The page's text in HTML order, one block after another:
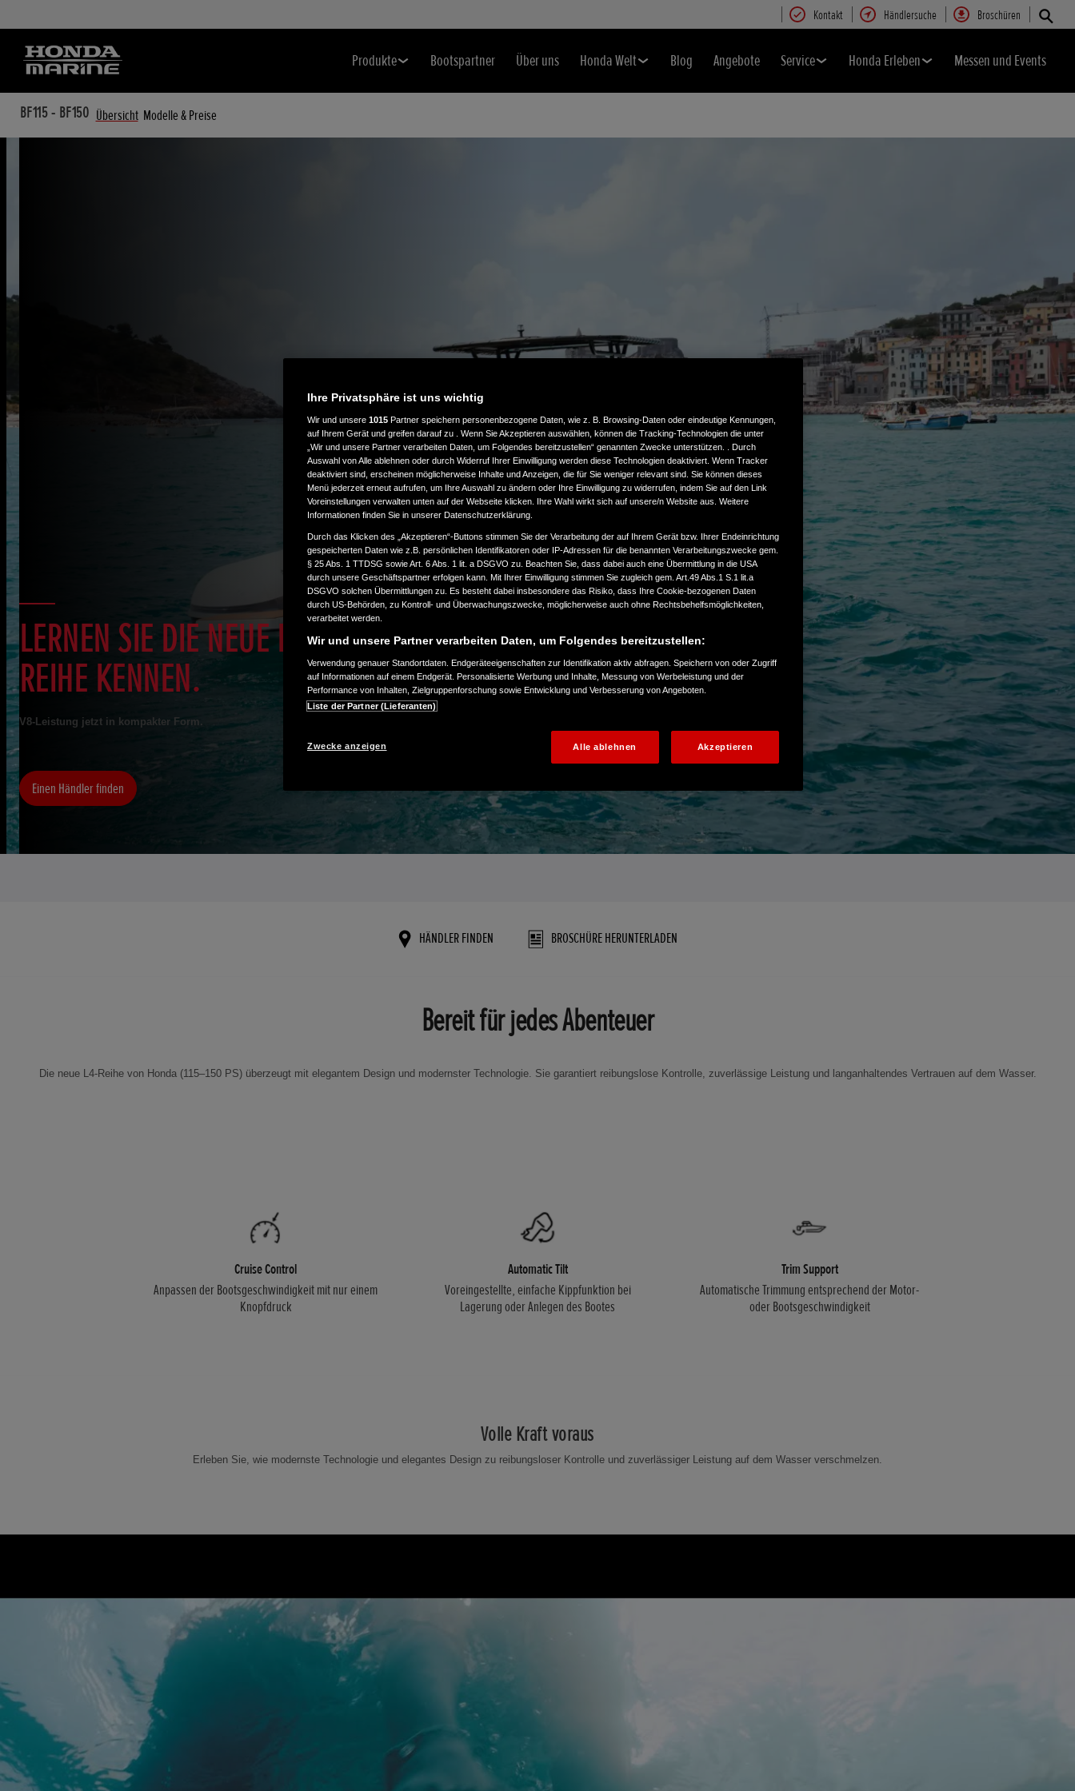
Kontakt Händlersuche Broschüren
Produkte Bootspartner Über uns Honda Welt Blog Angebote Service Honda Erleben Messen und Events
BF115 - BF150 Übersicht Modelle & Preise
LERNEN SIE DIE NEUE BF115-150-
REIHE KENNEN.
V8-Leistung jetzt in kompakter Form.
Einen Händler finden
HÄNDLER FINDEN BROSCHÜRE HERUNTERLADEN
Bereit für jedes Abenteuer
Die neue L4-Reihe von Honda (115–150 PS) überzeugt mit elegantem Design und modernster Technologie. Sie garantiert reibungslose Kontrolle, zuverlässige Leistung und langanhaltendes Vertrauen auf dem Wasser.
Cruise Control
Anpassen der Bootsgeschwindigkeit mit nur einem
Knopfdruck
Automatic Tilt
Voreingestellte, einfache Kippfunktion bei
Lagerung oder Anlegen des Bootes
Trim Support
Automatische Trimmung entsprechend der Motor-
oder Bootsgeschwindigkeit
Volle Kraft voraus
Erleben Sie, wie modernste Technologie und elegantes Design zu reibungsloser Kontrolle und zuverlässiger Leistung auf dem Wasser verschmelzen.
Ihre Privatsphäre ist uns wichtig
Wir und unsere 1015 Partner speichern personenbezogene Daten, wie z. B. Browsing-Daten oder eindeutige Kennungen,
auf Ihrem Gerät und greifen darauf zu . Wenn Sie Akzeptieren auswählen, können die Tracking-Technologien die unter
„Wir und unsere Partner verarbeiten Daten, um Folgendes bereitzustellen“ genannten Zwecke unterstützen. . Durch
Auswahl von Alle ablehnen oder durch Widerruf Ihrer Einwilligung werden diese Technologien deaktiviert. Wenn Tracker
deaktiviert sind, erscheinen möglicherweise Inhalte und Anzeigen, die für Sie weniger relevant sind. Sie können dieses
Menü jederzeit erneut aufrufen, um Ihre Auswahl zu ändern oder Ihre Einwilligung zu widerrufen, indem Sie auf den Link
Voreinstellungen verwalten unten auf der Webseite klicken. Ihre Wahl wirkt sich auf unsere/n Website aus. Weitere
Informationen finden Sie in unserer Datenschutzerklärung.
Durch das Klicken des „Akzeptieren“-Buttons stimmen Sie der Verarbeitung der auf Ihrem Gerät bzw. Ihrer Endeinrichtung
gespeicherten Daten wie z.B. persönlichen Identifikatoren oder IP-Adressen für die benannten Verarbeitungszwecke gem.
§ 25 Abs. 1 TTDSG sowie Art. 6 Abs. 1 lit. a DSGVO zu. Beachten Sie, dass dabei auch eine Übermittlung in die USA
durch unsere Geschäftspartner erfolgen kann. Mit Ihrer Einwilligung stimmen Sie zugleich gem. Art.49 Abs.1 S.1 lit.a
DSGVO solchen Übermittlungen zu. Es besteht dabei insbesondere das Risiko, dass Ihre Cookie-bezogenen Daten
durch US-Behörden, zu Kontroll- und Überwachungszwecke, möglicherweise auch ohne Rechtsbehelfsmöglichkeiten,
verarbeitet werden.
Wir und unsere Partner verarbeiten Daten, um Folgendes bereitzustellen:
Verwendung genauer Standortdaten. Endgeräteeigenschaften zur Identifikation aktiv abfragen. Speichern von oder Zugriff
auf Informationen auf einem Endgerät. Personalisierte Werbung und Inhalte, Messung von Werbeleistung und der
Performance von Inhalten, Zielgruppenforschung sowie Entwicklung und Verbesserung von Angeboten.
Liste der Partner (Lieferanten)
Zwecke anzeigen Alle ablehnen Akzeptieren